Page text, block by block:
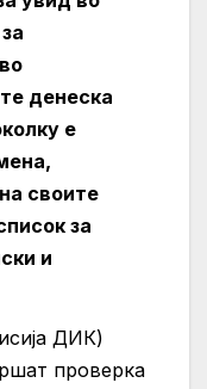
денеска
е
своите
за
и
ДИК)
проверка